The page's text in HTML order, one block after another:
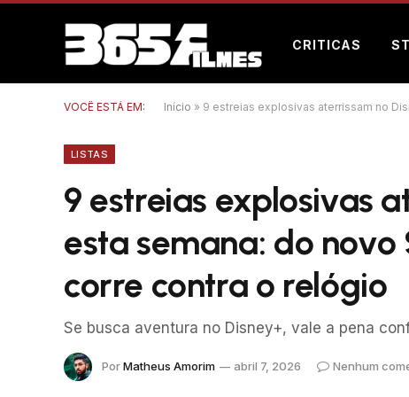
CRITICAS
VOCÊ ESTÁ EM: Início » 9 estreias explosivas aterrissam no
LISTAS
9 estreias explosivas
esta semana: do
corre contra o relógio
Se busca aventura no Disney+, vale a pena
PorMatheus Amorim abril 7, 2026 Nenhum